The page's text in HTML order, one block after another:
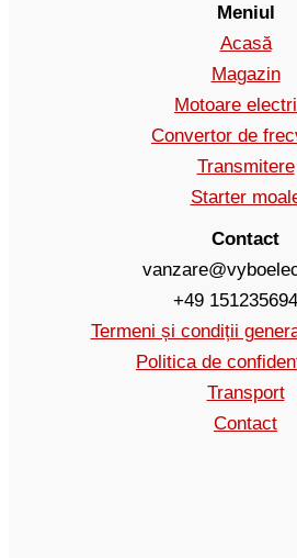
Meniul
Acasă
Magazin
Motoare
Convertor de
Transmitere
Starter
Contact
+49
Termeni și condiții
Politica de
Transport
Contact